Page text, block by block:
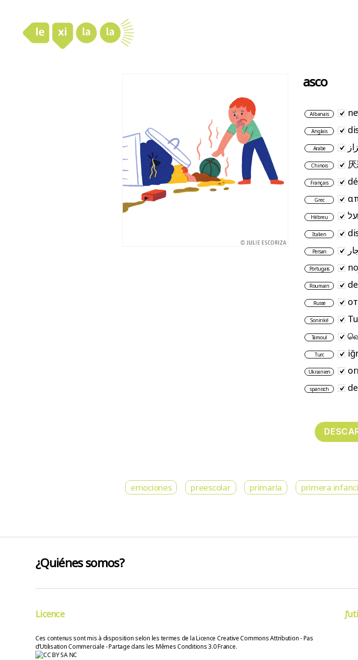
asco
Albanais
Anglais
Arabe
Chinois
Français
Grec
Hébreu
Italien
Persan
Portugais
Roumain
Russe
Soninké
Tamoul
Turc
Ukrainien
spanisch
emociones preescolar primaria primera
¿Quiénes somos?
Licence
Ces contenus sont mis à disposition selon les termes de la Licence Creative Commons Attribution - Pas
d’Utilisation Commerciale - Partage dans les Mêmes Conditions 3.0 France.